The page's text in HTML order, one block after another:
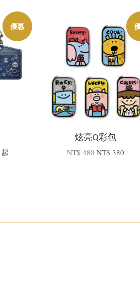
優惠
起
炫亮Q彩包
NT$ 480NT$ 380